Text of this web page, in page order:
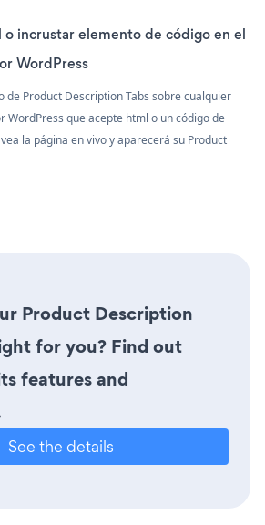
o incrustar elemento de código en el
WordPress
de Product Description Tabs sobre cualquier
WordPress que acepte html o un código de
la página en vivo y aparecerá su Product
Product Description
for you? Find out
features and
See the details